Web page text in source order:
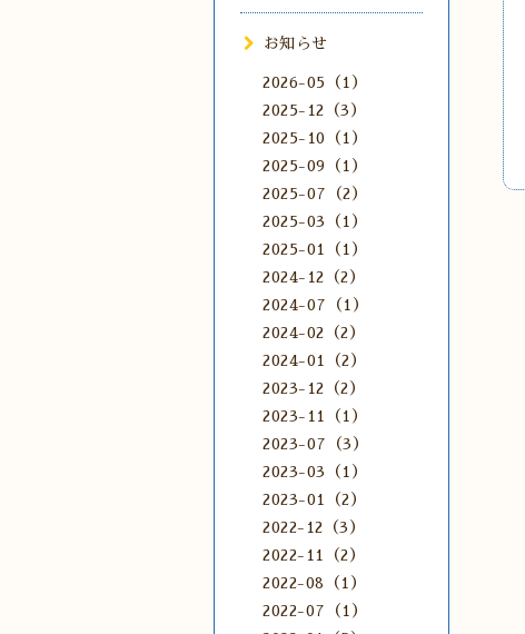
お知らせ
2026-05（1）
2025-12（3）
2025-10（1）
2025-09（1）
2025-07（2）
2025-03（1）
2025-01（1）
2024-12（2）
2024-07（1）
2024-02（2）
2024-01（2）
2023-12（2）
2023-11（1）
2023-07（3）
2023-03（1）
2023-01（2）
2022-12（3）
2022-11（2）
2022-08（1）
2022-07（1）